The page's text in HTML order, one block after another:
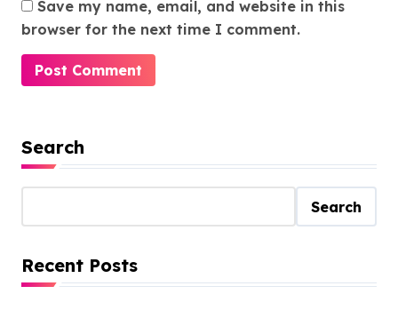
Save my name, email, and website in this
browser for the next time I comment.
Search
Search
Recent Posts